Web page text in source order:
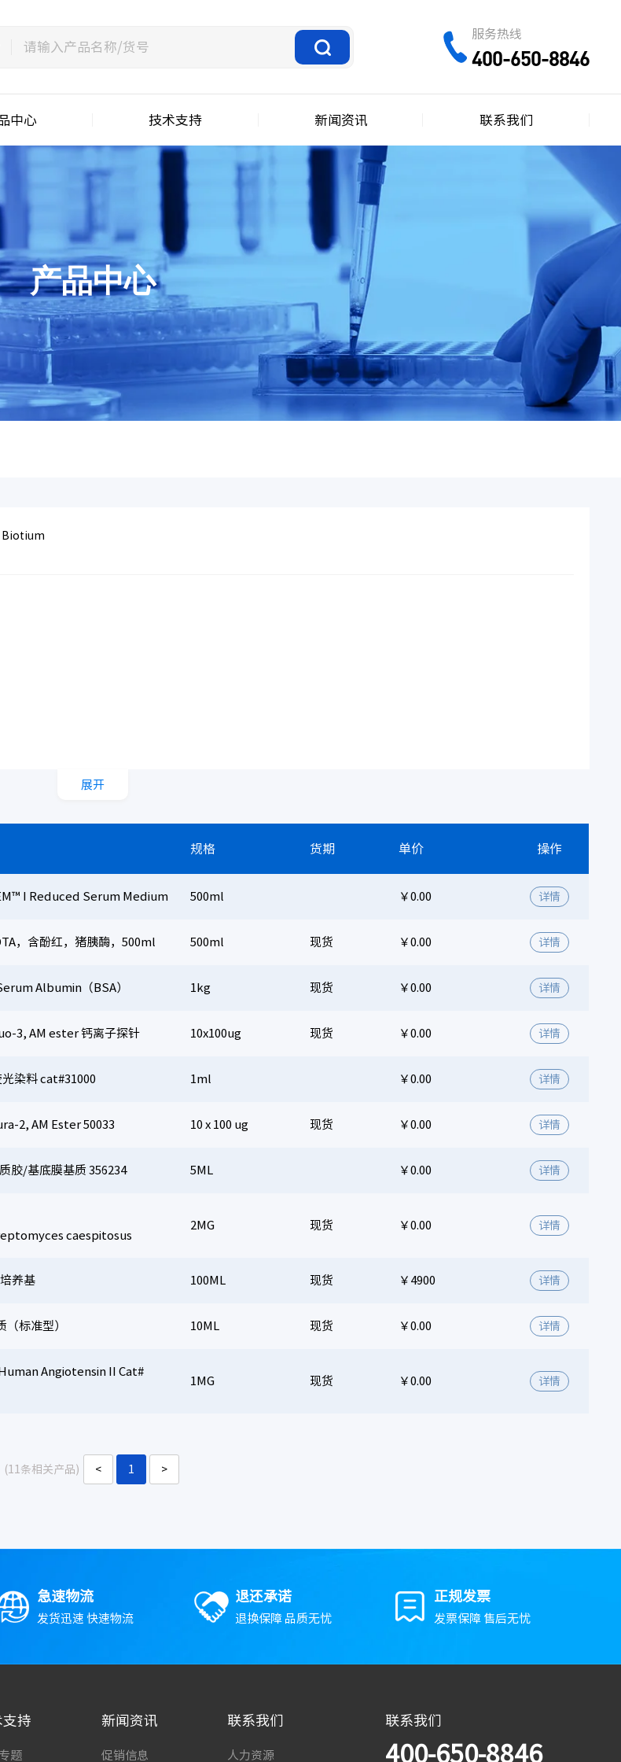
服务热线
400-650-8846
中心 技术支持 新闻资讯 联系我们
产品中心
Biotium
展开
规格 货期 单价 操作
I Reduced Serum Medium 500ml ￥0.00 详情
，含酚红，猪胰酶，500ml 500ml 现货 ￥0.00 详情
Albumin（BSA） 1kg 现货 ￥0.00 详情
3, AM ester 钙离子探针 10x100ug 现货 ￥0.00 详情
光染料 cat#31000 1ml ￥0.00 详情
2, AM Ester 50033 10 x 100 ug 现货 ￥0.00 详情
胶/基底膜基质 356234 5ML ￥0.00 详情
caespitosus
2MG 现货 ￥0.00 详情
养基 100ML 现货 ￥4900 详情
标准型） 10ML 现货 ￥0.00 详情
Angiotensin II Cat#
1MG 现货 ￥0.00 详情
(11条相关产品) < 1 >
急速物流
发货迅速 快速物流
退还承诺
退换保障 品质无忧
正规发票
发票保障 售后无忧
支持
题
新闻资讯
促销信息
联系我们
人力资源
联系我们
400-650-8846